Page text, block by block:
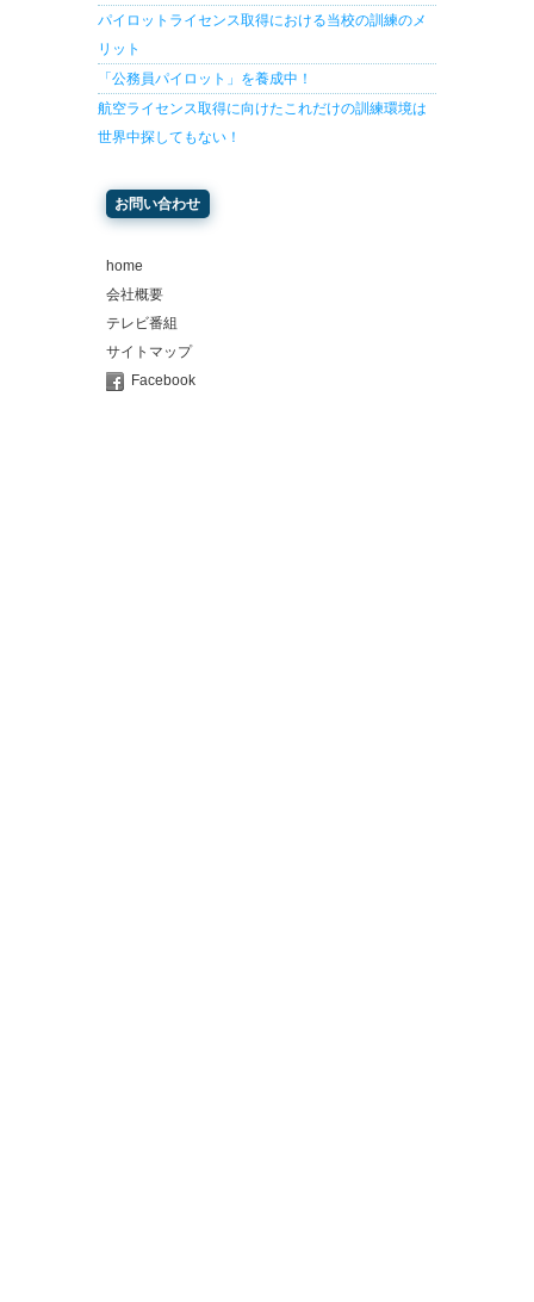
パイロットライセンス取得における当校の訓練のメ
リット
「公務員パイロット」を養成中！
航空ライセンス取得に向けたこれだけの訓練環境は
世界中探してもない！
お問い合わせ
home
会社概要
テレビ番組
サイトマップ
Facebook